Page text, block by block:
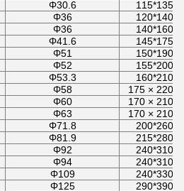
Φ30.6
Φ36
Φ36
Φ41.6
Φ51
Φ52
Φ53.3
Φ58
Φ60
Φ63
Φ71.8
Φ81.9
Φ92
Φ94
Φ109
Φ125